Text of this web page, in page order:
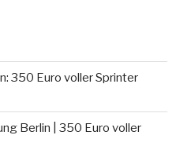
350 Euro voller Sprinter
Berlin | 350 Euro voller